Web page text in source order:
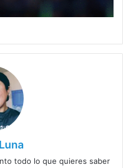
todo lo que quieres saber